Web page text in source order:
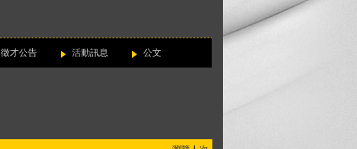
徵才公告 活動訊息 公文